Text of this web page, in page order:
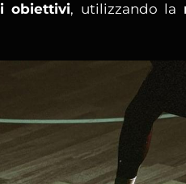
obiettivi, utilizzando la